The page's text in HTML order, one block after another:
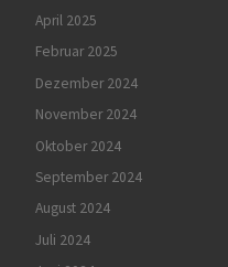
April 2025
Februar 2025
Dezember 2024
November 2024
Oktober 2024
September 2024
August 2024
Juli 2024